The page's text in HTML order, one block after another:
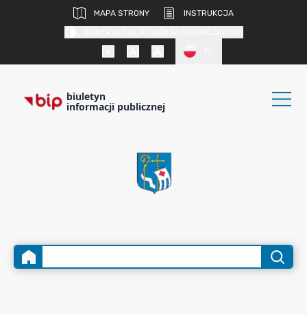
MAPA STRONY
INSTRUKCJA
biuletyn
informacji publicznej